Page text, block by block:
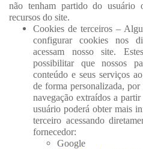
não tenham partido do
recursos do site.
Cookies de terceiros –
configurar cookies nos
acessam nosso site.
possibilitar que nossos
conteúdo e seus serviços
de forma personalizada,
navegação extraídos a
usuário poderá obter mais
terceiro acessando
fornecedor: